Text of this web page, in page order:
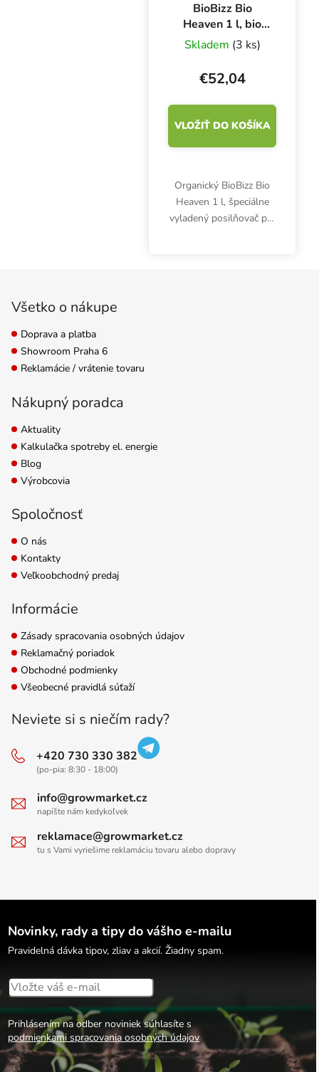
BioBizz Bio
Heaven 1 l, bio
booster
Skladem (3 ks)
€52,04
VLOŽIŤ DO KOŠÍKA
Organický BioBizz Bio
Heaven 1 l, špeciálne
vyladený posilňovač pre
Všetko o nákupe
Doprava a platba
Showroom Praha 6
Reklamácie / vrátenie tovaru
Nákupný poradca
Aktuality
Kalkulačka spotreby el. energie
Blog
Výrobcovia
Spoločnosť
O nás
Kontakty
Veľkoobchodný predaj
Informácie
Zásady spracovania osobných údajov
Reklamačný poriadok
Obchodné podmienky
Všeobecné pravidlá súťaží
Neviete si s niečím rady?
+420 730 330 382
(po-pia: 8:30 - 18:00)
info@growmarket.cz
napíšte nám kedykoľvek
reklamace@growmarket.cz
tu s Vami vyriešime reklamáciu tovaru alebo dopravy
Novinky, rady a tipy do vášho e-mailu
Pravidelná dávka tipov, zliav a akcií. Žiadny spam.
Prihlásením na odber noviniek súhlasíte s
podmienkami spracovania osobných údajov